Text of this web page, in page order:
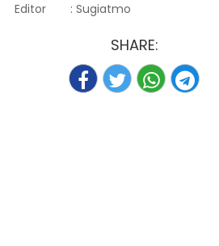
Editor : Sugiatmo
SHARE: